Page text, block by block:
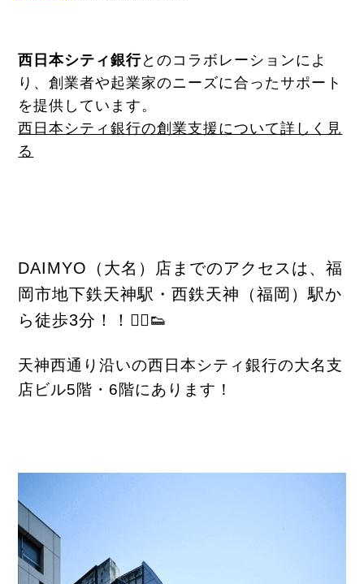
西日本シティ銀行とのコラボレーションによ
り、創業者や起業家のニーズに合ったサポート
を提供しています。
西日本シティ銀行の創業支援について詳しく見
る
DAIMYO（大名）店までのアクセスは、福
岡市地下鉄天神駅・西鉄天神（福岡）駅か
ら徒歩3分！！🚶‍♂️👟
天神西通り沿いの西日本シティ銀行の大名支
店ビル5階・6階にあります！